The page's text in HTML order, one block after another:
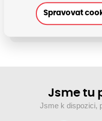
Jsme tu
Jsme k dispozici,
Spravovat